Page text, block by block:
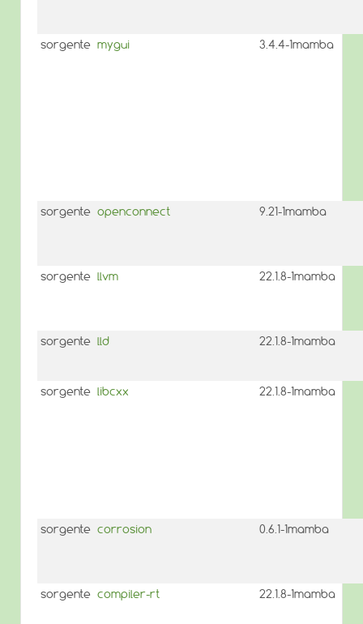
sorgente mygui 3.4.4-1mamba
sorgente openconnect 9.21-1mamba
sorgente llvm 22.1.8-1mamba
sorgente lld 22.1.8-1mamba
sorgente libcxx 22.1.8-1mamba
sorgente corrosion 0.6.1-1mamba
sorgente compiler-rt 22.1.8-1mamba